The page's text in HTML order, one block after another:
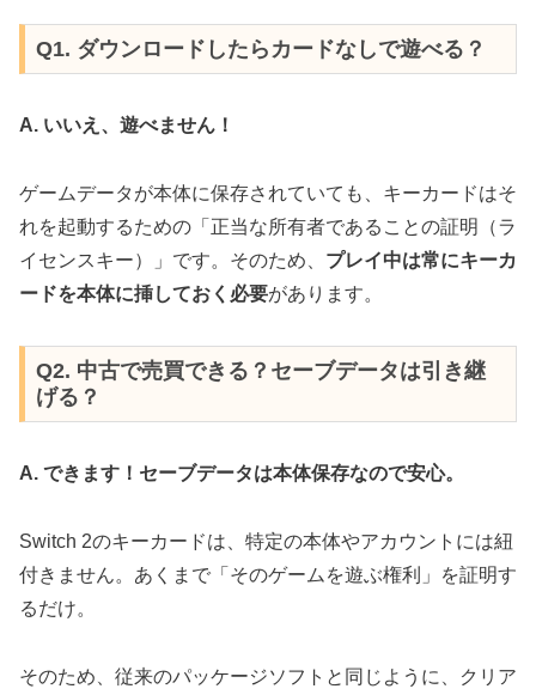
Q1. ダウンロードしたらカードなしで遊べる？
A. いいえ、遊べません！
ゲームデータが本体に保存されていても、キーカードはそ
れを起動するための「正当な所有者であることの証明（ラ
イセンスキー）」です。そのため、 プレイ中は常にキーカ
ードを本体に挿しておく必要があります。
Q2. 中古で売買できる？セーブデータは引き継
げる？
A. できます！セーブデータは本体保存なので安心。
Switch 2のキーカードは、特定の本体やアカウントには紐
付きません。あくまで「そのゲームを遊ぶ権利」を証明す
るだけ。
そのため、従来のパッケージソフトと同じように、クリア